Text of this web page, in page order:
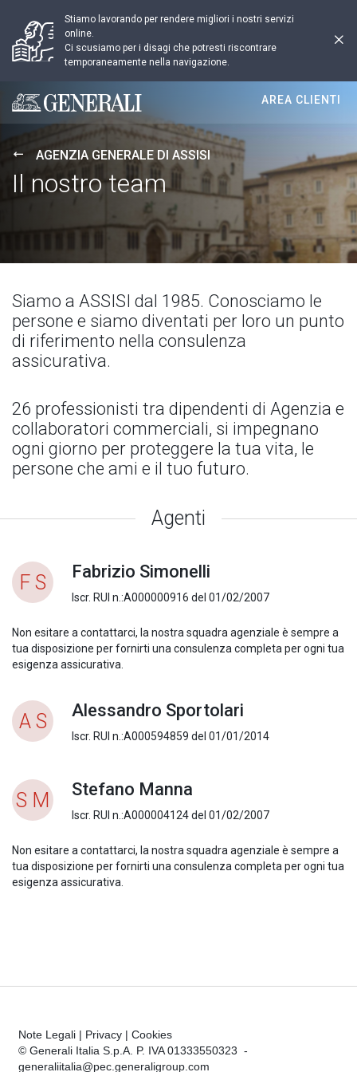
Stiamo lavorando per rendere migliori i nostri servizi
online.
Ci scusiamo per i disagi che potresti riscontrare
temporaneamente nella navigazione.
Generali logo
AREA CLIENTI
AGENZIA GENERALE DI ASSISI
Il nostro team
Siamo a ASSISI dal 1985. Conosciamo le
persone e siamo diventati per loro un punto
di riferimento nella consulenza
assicurativa.
26 professionisti tra dipendenti di Agenzia e
collaboratori commerciali, si impegnano
ogni giorno per proteggere la tua vita, le
persone che ami e il tuo futuro.
Agenti
F S Fabrizio Simonelli
Iscr. RUI n.:A000000916 del 01/02/2007
Non esitare a contattarci, la nostra squadra agenziale è sempre a
tua disposizione per fornirti una consulenza completa per ogni tua
esigenza assicurativa.
A S Alessandro Sportolari
Iscr. RUI n.:A000594859 del 01/01/2014
S M Stefano Manna
Iscr. RUI n.:A000004124 del 01/02/2007
Non esitare a contattarci, la nostra squadra agenziale è sempre a
tua disposizione per fornirti una consulenza completa per ogni tua
esigenza assicurativa.
Note Legali | Privacy | Cookies
© Generali Italia S.p.A. P. IVA 01333550323 -
generaliitalia@pec.generaligroup.com